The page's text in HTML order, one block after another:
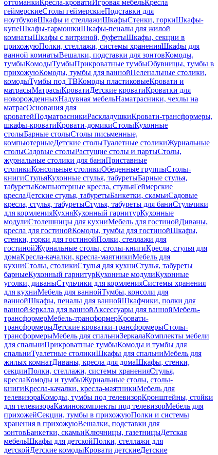
оттоманкиКресла-кроватиИгровая мебельКресла
геймерскиеСтолы геймерскиеПодставки для
ноутбуковШкафы и стеллажиШкафыСтенки, горкиШкафы-
купеШкафы-гармошкиШкафы-пеналы для жилой
комнатыШкафы с витриной, буфетыШкафы, секции в
прихожуюПолки, стеллажи, системы храненияШкафы для
ванной комнатыВешалки, подставки для зонтовКомоды,
тумбыКомодыТумбыПрикроватные тумбыОбувницы, тумбы в
прихожуюКомоды, тумбы для ваннойПеленальные столики,
комодыТумбы под ТВКомоды пластиковыеКровати и
матрасыМатрасыКроватиДетские кроватиКроватки для
новорожденныхНадувная мебельНаматрасники, чехлы на
матрасОснования для
кроватейПодматрасникиРаскладушкиКровати-трансформеры,
шкафы-кроватиКровати-домикиСтолыКухонные
столыБарные столыСтолы письменные,
компьютерныеДетские столыТуалетные столикиЖурнальные
столыСадовые столыРастущие столы и партыСтолы,
журнальные столики для баниПриставные
столикиКонсольные столикиОбеденные группыСтолы-
книгиСтульяКухонные стулья, табуретыБарные стулья,
табуретыКомпьютерные кресла, стульяГеймерские
креслаДетские стулья, табуретыБанкетки, скамьиСадовые
кресла, стулья, табуретыСтулья, табуреты для баниСтульчики
для кормленияКухняКухонный гарнитурКухонные
модулиСтолешницы для кухниМебель для гостинойДиваны,
кресла для гостинойКомоды, тумбы для гостинойШкафы,
стенки, горки для гостинойПолки, стеллажи для
гостинойЖурнальные столы, столы-книгиКресла, стулья для
домаКресла-качалки, кресла-маятникиМебель для
кухниСтолы, столикиСтулья для кухниСтулья, табуреты
барныеКухонный гарнитурКухонные модулиКухонные
уголки, диваныСтульчики для кормленияСистемы хранения
для кухниМебель для ваннойТумбы, консоли для
ваннойШкафы, пеналы для ваннойШкафчики, полки для
ваннойЗеркала для ваннойАксессуары для ваннойМебель-
трансформерМебель-трансформерКровати-
трансформерыДетские кроватки-трансформерыСтолы-
трансформерыМебель для спальниЗеркалаКомплекты мебели
для спальниПрикроватные тумбыКомоды и тумбы для
спальниТуалетные столикиШкафы для спальниМебель для
жилых комнатДиваны, кресла для домаШкафы, стенки,
секцииПолки, стеллажи, системы храненияСтулья,
креслаКомоды и тумбыЖурнальные столы, столы-
книгиКресла-качалки, кресла-маятникиМебель для
телевизораКомоды, тумбы под телевизорКронштейны, стойки
для телевизораКаминокомплекты под телевизорМебель для
прихожейСекции, тумбы в прихожуюПолки и системы
хранения в прихожуюВешалки, подставки для
зонтовБанкетки, скамьиКлючницы, газетницыДетская
мебельШкафы для детскойПолки, стеллажи для
детскойДетские комодыКровати детскиеДетские